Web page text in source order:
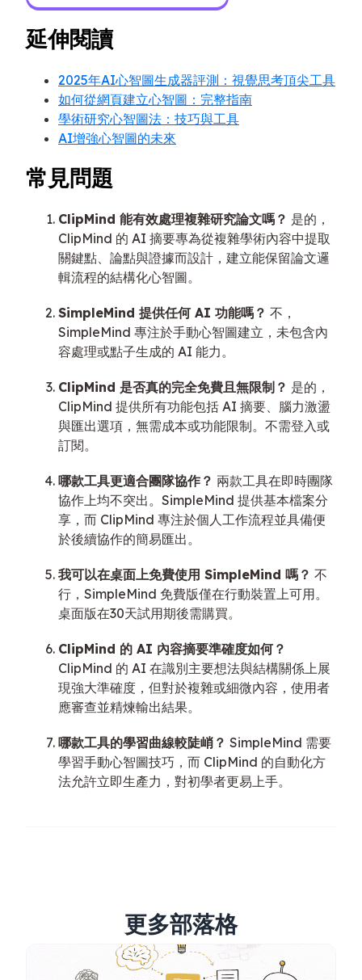
延伸閱讀
2025年AI心智圖生成器評測：視覺思考頂尖工具
如何從網頁建立心智圖：完整指南
學術研究心智圖法：技巧與工具
AI增強心智圖的未來
常見問題
ClipMind 能有效處理複雜研究論文嗎？ 是的，
ClipMind 的 AI 摘要專為從複雜學術內容中提取
關鍵點、論點與證據而設計，建立能保留論文邏
輯流程的結構化心智圖。
SimpleMind 提供任何 AI 功能嗎？ 不，
SimpleMind 專注於手動心智圖建立，未包含內
容處理或點子生成的 AI 能力。
ClipMind 是否真的完全免費且無限制？ 是的，
ClipMind 提供所有功能包括 AI 摘要、腦力激盪
與匯出選項，無需成本或功能限制。不需登入或
訂閱。
哪款工具更適合團隊協作？ 兩款工具在即時團隊
協作上均不突出。SimpleMind 提供基本檔案分
享，而 ClipMind 專注於個人工作流程並具備便
於後續協作的簡易匯出。
我可以在桌面上免費使用 SimpleMind 嗎？ 不
行，SimpleMind 免費版僅在行動裝置上可用。
桌面版在30天試用期後需購買。
ClipMind 的 AI 內容摘要準確度如何？
ClipMind 的 AI 在識別主要想法與結構關係上展
現強大準確度，但對於複雜或細微內容，使用者
應審查並精煉輸出結果。
哪款工具的學習曲線較陡峭？ SimpleMind 需要
學習手動心智圖技巧，而 ClipMind 的自動化方
法允許立即生產力，對初學者更易上手。
更多部落格